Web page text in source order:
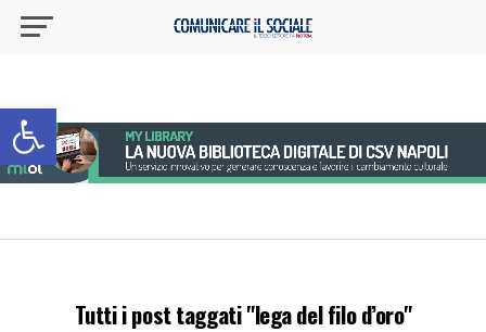
Apri la barra degli strumenti
Tutti i post taggati "lega del filo d’oro"